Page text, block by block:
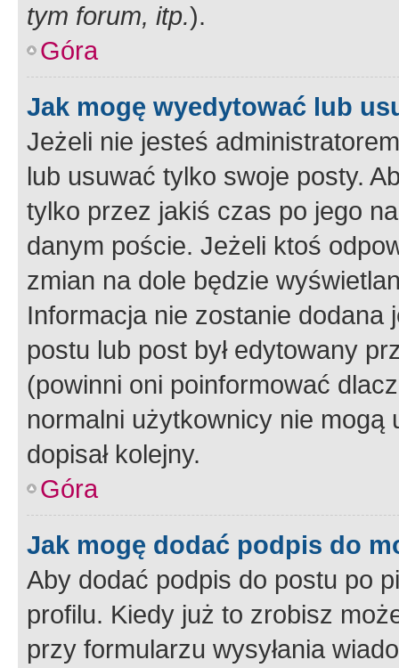
tym forum, itp.).
Góra
Jak mogę wyedytować lub
Jeżeli nie jesteś
lub usuwać tylko swoje posty.
tylko przez jakiś czas po jego
danym poście. Jeżeli ktoś
zmian na dole będzie
Informacja nie zostanie dodana
postu lub post był edytowany
(powinni oni poinformować
normalni użytkownicy nie
dopisał kolejny.
Góra
Jak mogę dodać podpis do
Aby dodać podpis do postu po
profilu. Kiedy już to zrobisz
przy formularzu wysyłania